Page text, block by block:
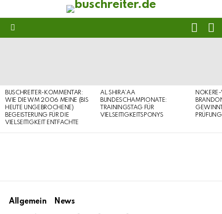
BUSCHREITER-KOMMENTAR:
WIE DIE WM 2006 MEINE (BIS
HEUTE UNGEBROCHENE)
BEGEISTERUNG FÜR DIE
VIELSEITIGKEIT ENTFACHTE
AL SHIRA’AA
BUNDESCHAMPIONATE:
TRAININGSTAG FÜR
VIELSEITIGKEITSPONYS
PRÜFUNG
Allgemein News